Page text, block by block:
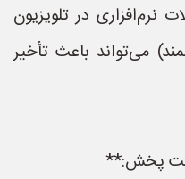
نرم‌افزاری در تلویزیون
می‌تواند باعث تأخیر